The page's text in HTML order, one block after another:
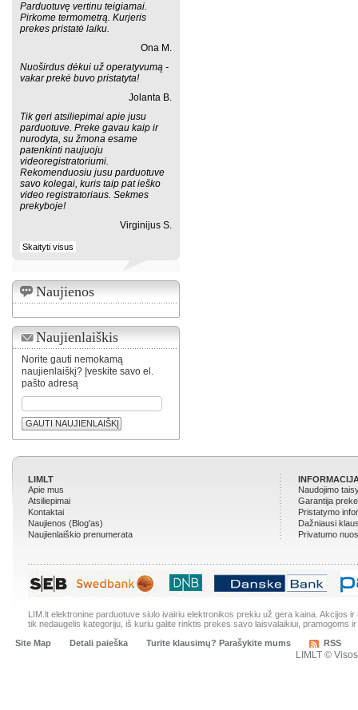
Parduotuvę vertinu teigiamai.
Pirkome termometrą. Kurjeris
prekes pristatė laiku.
Ona M.
Nuoširdus dėkui už operatyvumą -
vakar prekė buvo pristatyta!
Jolanta B.
Tik geri atsiliepimai apie jusu
parduotuve. Preke gavau kaip ir
nurodyta, su žmona esame
patenkinti naujuoju
videoregistratoriumi.
Rekomenduosiu jusu parduotuve
savo kolegai, kuris taip pat ieško
video registratoriaus. Sekmes
prekyboje!
Virginijus S.
Skaityti visus
Naujienos
Naujienlaiškis
Norite gauti nemokamą
naujienlaiškį? Įveskite savo el.
pašto adresą
GAUTI NAUJIENLAIŠKĮ
LIMLT
Apie mus
Atsiliepimai
Kontaktai
Naujienos (Blog'as)
Naujienlaiškio prenumerata
Naudojimo
Garantija
Pristatymo
Dažniausi
Privatumo
LIM.lt elektronine parduotuve siulo ivairiu elektronikos prekiu už gera kaina. Akcijos
tik nedaugelis kategoriju, iš kuriu galite rinktis prekes savo laisvalaikiui, pramogoms ir
Site Map
Detali paieška Turite klausimų? Parašykite mums RSS
LIMLT ©